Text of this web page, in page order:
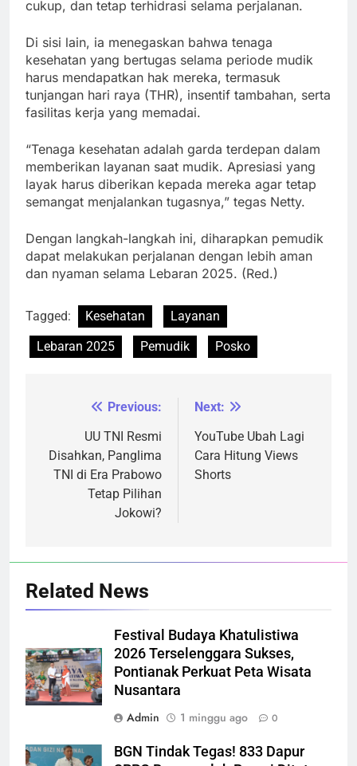
cukup, dan tetap terhidrasi selama perjalanan.
Di sisi lain, ia menegaskan bahwa tenaga
kesehatan yang bertugas selama periode mudik
harus mendapatkan hak mereka, termasuk
tunjangan hari raya (THR), insentif tambahan, serta
fasilitas kerja yang memadai.
“Tenaga kesehatan adalah garda terdepan dalam
memberikan layanan saat mudik. Apresiasi yang
layak harus diberikan kepada mereka agar tetap
semangat menjalankan tugasnya,” tegas Netty.
Dengan langkah-langkah ini, diharapkan pemudik
dapat melakukan perjalanan dengan lebih aman
dan nyaman selama Lebaran 2025. (Red.)
Tagged: Kesehatan
Layanan
Lebaran 2025
Pemudik Posko
NavigasiPrevious:
UU TNI Resmi
Disahkan, Panglima
TNI di Era Prabowo
Tetap Pilihan
Jokowi?
Next:
YouTube Ubah Lagi
Cara Hitung Views
Shorts
Related News
Festival Budaya Khatulistiwa
2026 Terselenggara Sukses,
Pontianak Perkuat Peta Wisata
Nusantara
Admin
1 minggu ago 0
BGN Tindak Tegas! 833 Dapur